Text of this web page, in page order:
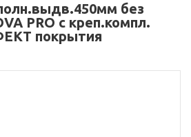
без
PRO с креп.компл.
покрытия